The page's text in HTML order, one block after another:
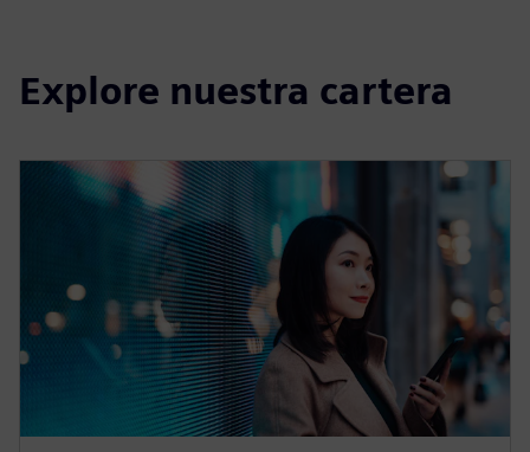
Explore nuestra cartera